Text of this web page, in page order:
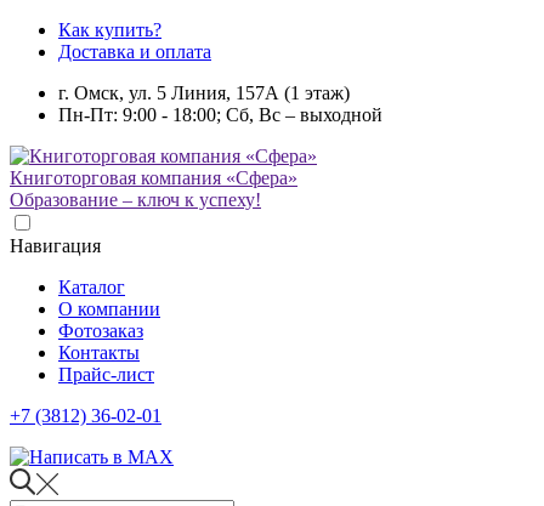
Как купить?
Доставка и оплата
г. Омск, ул. 5 Линия, 157А (1 этаж)
Пн-Пт: 9:00 - 18:00; Сб, Вс – выходной
Книготорговая компания «Сфера»
Образование – ключ к успеху!
Навигация
Каталог
О компании
Фотозаказ
Контакты
Прайс-лист
+7 (3812) 36-02-01